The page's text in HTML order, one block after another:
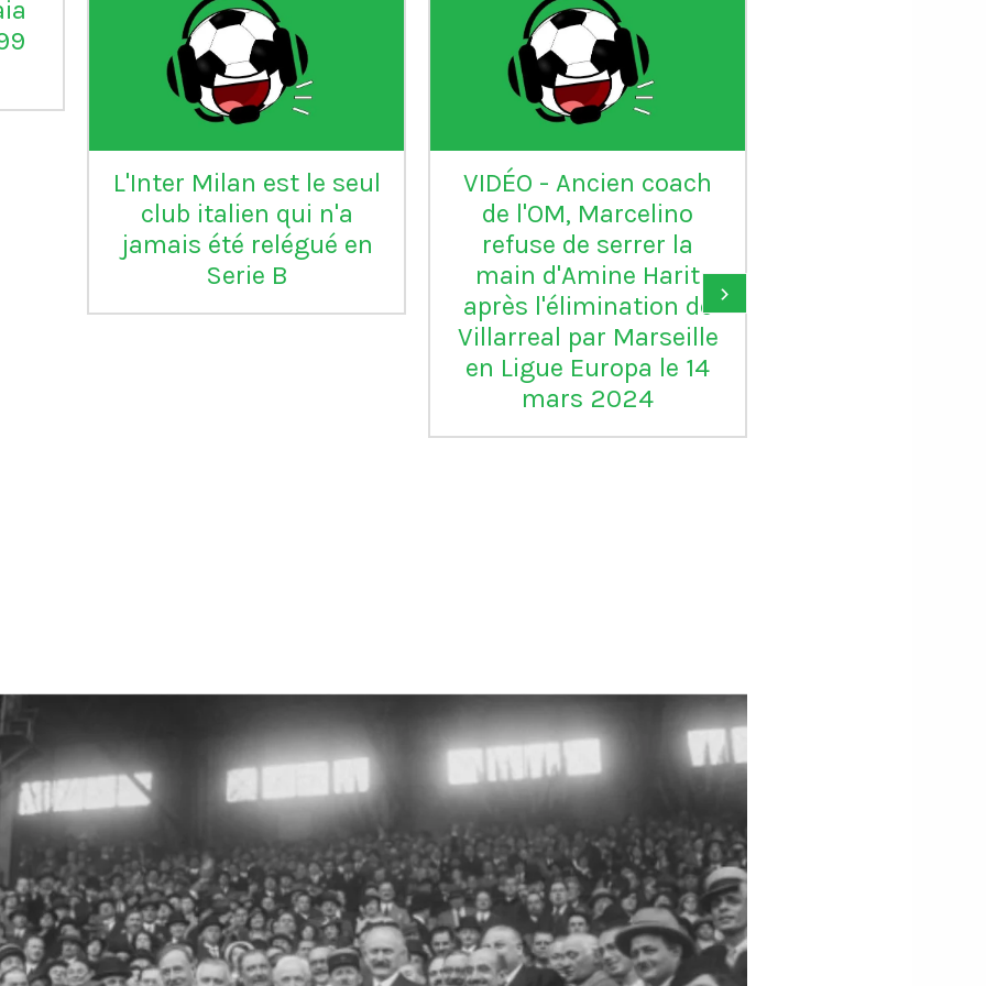
L'Inter Milan est le seul
club italien qui n'a
jamais été relégué en
Serie B
VIDÉO - Ancien coach
de l'OM, Marcelino
refuse de serrer la
main d'Amine Harit
après l'élimination de
Villarreal par Marseille
en Ligue Europa le 14
mars 2024
›